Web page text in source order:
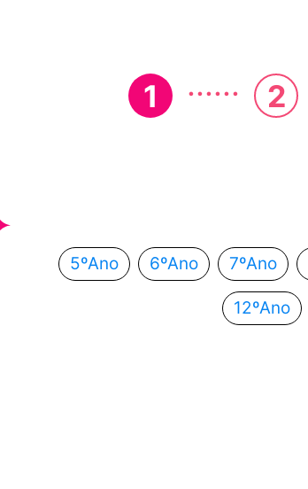
1 ...... 2
5ºAno 6ºAno 7ºAno
12ºAno